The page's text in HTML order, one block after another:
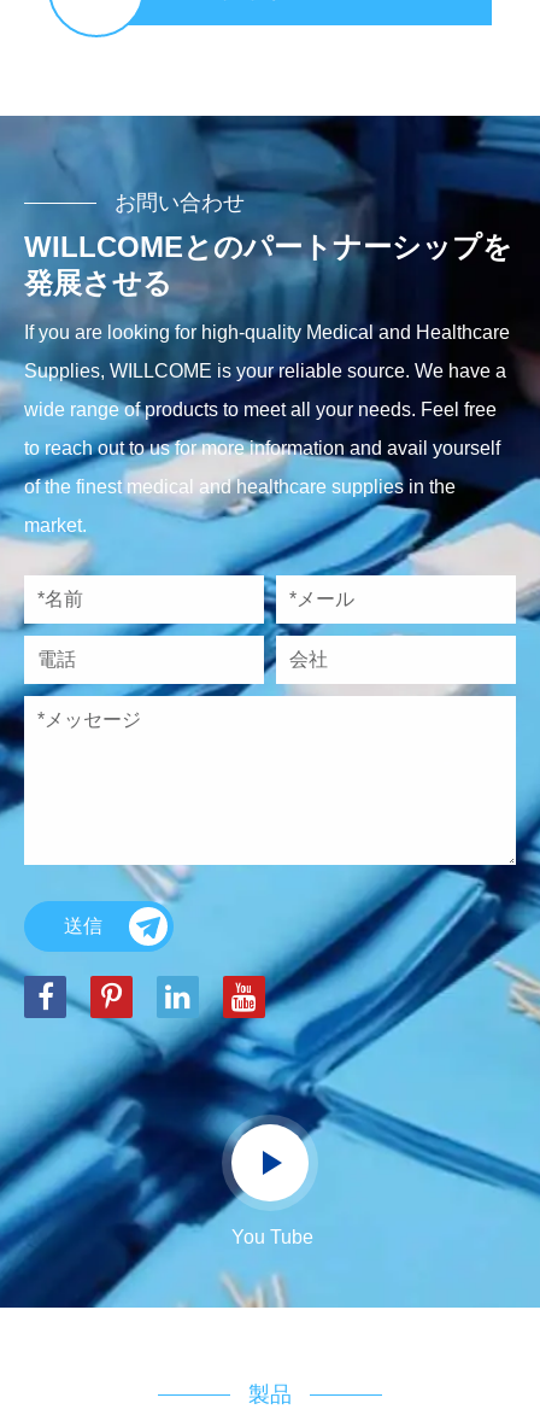
お問い合わせ
WILLCOMEとのパートナーシップを
発展させる
If you are looking for high-quality Medical and Healthcare
Supplies, WILLCOME is your reliable source. We have a
wide range of products to meet all your needs. Feel free
to reach out to us for more information and avail yourself
of the finest medical and healthcare supplies in the
market.
送信
You Tube
製品